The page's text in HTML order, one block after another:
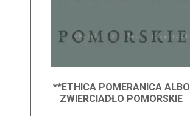
**ETHICA POMERANICA ALBO
ZWIERCIADŁO POMORSKIE